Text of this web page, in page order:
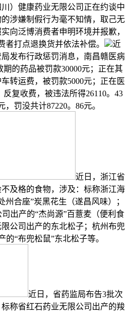
）健康药业无限公司正在约谈中
涉嫌制假行为毫不知情，取己无
向泛博消费者申明环境并报歉，
打点退换货并依法补偿。
近
发布行政惩罚消息，南昌赣医病
的药品被罚款30000元；正在其
转运费，被罚款5000元；正在医
复收费，被违法所得26110。43
，罚没共计87220。86元。
近日，浙江省
及格的食物，涉及：标称浙江海
州合座”炭黑花生（遂昌风味）；
出产的“杰尚源”百薏麦（便利食
公司出产的东北松子；杭州布兜
的“布兜松鼠”东北松子等。
近日，省药监局布告3批次
称省红石药业无限公司出产的羧